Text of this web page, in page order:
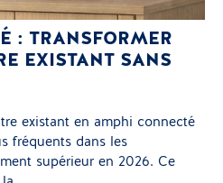
: TRANSFORMER
EXISTANT SANS
existant en amphi connecté
fréquents dans les
supérieur en 2026. Ce